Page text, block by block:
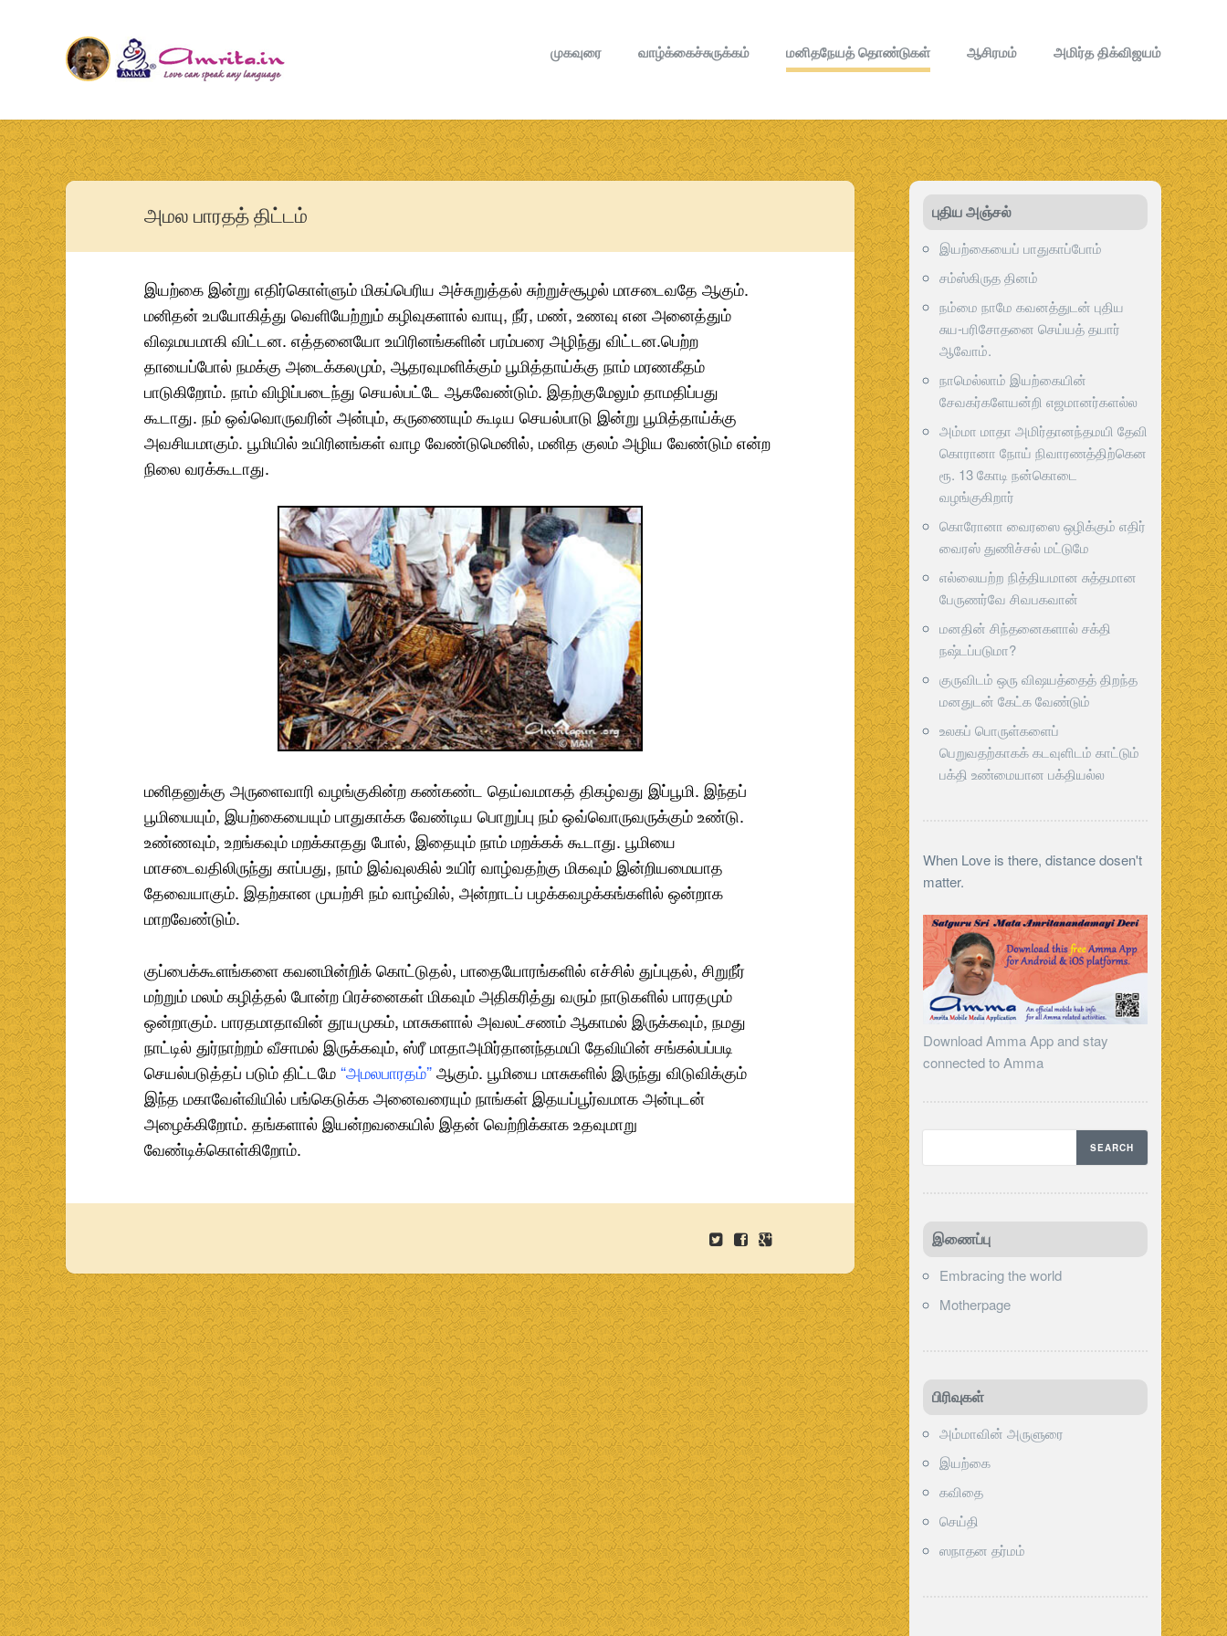
முகவுரை வாழ்க்கைச்சுருக்கம் மனிதநேயத் தொண்டுகள் ஆசிரமம் அமிர்த திக்விஜயம்
அமல பாரதத் திட்டம்
இயற்கை இன்று எதிர்கொள்ளும் மிகப்பெரிய அச்சுறுத்தல் சுற்றுச்சூழல் மாசடைவதே ஆகும்.
மனிதன் உபயோகித்து வெளியேற்றும் கழிவுகளால் வாயு, நீர், மண், உணவு என அனைத்தும்
விஷமயமாகி விட்டன. எத்தனையோ உயிரினங்களின் பரம்பரை அழிந்து விட்டன.பெற்ற
தாயைப்போல் நமக்கு அடைக்கலமும், ஆதரவுமளிக்கும் பூமித்தாய்க்கு நாம் மரணகீதம்
பாடுகிறோம். நாம் விழிப்படைந்து செயல்பட்டே ஆகவேண்டும். இதற்குமேலும் தாமதிப்பது
கூடாது. நம் ஒவ்வொருவரின் அன்பும், கருணையும் கூடிய செயல்பாடு இன்று பூமித்தாய்க்கு
அவசியமாகும். பூமியில் உயிரினங்கள் வாழ வேண்டுமெனில், மனித குலம் அழிய வேண்டும் என்ற
நிலை வரக்கூடாது.
மனிதனுக்கு அருளைவாரி வழங்குகின்ற கண்கண்ட தெய்வமாகத் திகழ்வது இப்பூமி. இந்தப்
பூமியையும், இயற்கையையும் பாதுகாக்க வேண்டிய பொறுப்பு நம் ஒவ்வொருவருக்கும் உண்டு.
உண்ணவும், உறங்கவும் மறக்காதது போல், இதையும் நாம் மறக்கக் கூடாது. பூமியை
மாசடைவதிலிருந்து காப்பது, நாம் இவ்வுலகில் உயிர் வாழ்வதற்கு மிகவும் இன்றியமையாத
தேவையாகும். இதற்கான முயற்சி நம் வாழ்வில், அன்றாடப் பழக்கவழக்கங்களில் ஒன்றாக
மாறவேண்டும்.
குப்பைக்கூளங்களை கவனமின்றிக் கொட்டுதல், பாதையோரங்களில் எச்சில் துப்புதல், சிறுநீர்
மற்றும் மலம் கழித்தல் போன்ற பிரச்னைகள் மிகவும் அதிகரித்து வரும் நாடுகளில் பாரதமும்
ஒன்றாகும். பாரதமாதாவின் தூயமுகம், மாசுகளால் அவலட்சணம் ஆகாமல் இருக்கவும், நமது
நாட்டில் துர்நாற்றம் வீசாமல் இருக்கவும், ஸ்ரீ மாதாஅமிர்தானந்தமயி தேவியின் சங்கல்பப்படி
செயல்படுத்தப் படும் திட்டமே“அமலபாரதம்”ஆகும். பூமியை மாசுகளில் இருந்து விடுவிக்கும்
இந்த மகாவேள்வியில் பங்கெடுக்க அனைவரையும் நாங்கள் இதயப்பூர்வமாக அன்புடன்
அழைக்கிறோம். தங்களால் இயன்றவகையில் இதன் வெற்றிக்காக உதவுமாறு
வேண்டிக்கொள்கிறோம்.
புதிய அஞ்சல்
இயற்கையைப் பாதுகாப்போம்
சம்ஸ்கிருத தினம்
நம்மை நாமே கவனத்துடன் புதிய
சுய-பரிசோதனை செய்யத் தயார்
ஆவோம்.
நாமெல்லாம் இயற்கையின்
சேவகர்களேயன்றி எஜமானர்களல்ல
அம்மா மாதா அமிர்தானந்தமயி தேவி
கொரானா நோய் நிவாரணத்திற்கென
ரூ. 13 கோடி நன்கொடை
வழங்குகிறார்
கொரோனா வைரஸை ஒழிக்கும் எதிர்
வைரஸ் துணிச்சல் மட்டுமே
எல்லையற்ற நித்தியமான சுத்தமான
பேருணர்வே சிவபகவான்
மனதின் சிந்தனைகளால் சக்தி
நஷ்டப்படுமா?
குருவிடம் ஒரு விஷயத்தைத் திறந்த
மனதுடன் கேட்க வேண்டும்
உலகப் பொருள்களைப்
பெறுவதற்காகக் கடவுளிடம் காட்டும்
பக்தி உண்மையான பக்தியல்ல
When Love is there, distance dosen't
matter.
Download Amma App and stay
connected to Amma
இணைப்பு
Embracing the world
Motherpage
பிரிவுகள்‍
அம்மாவின் அருளுரை
இயற்கை
கவிதை
செய்தி
ஸநாதன தர்மம்